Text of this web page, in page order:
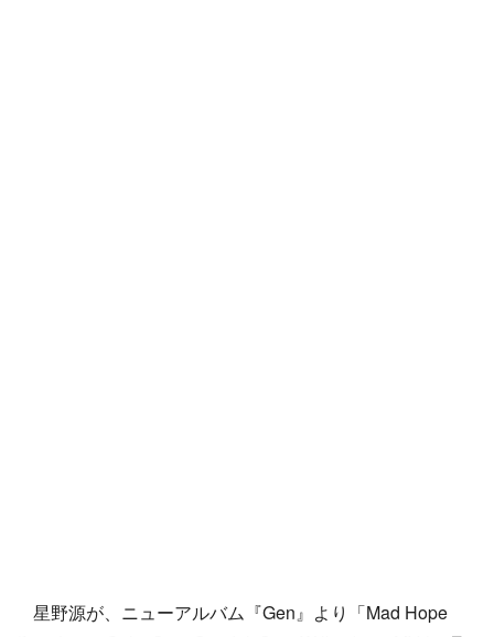
星野源が、ニューアルバム『Gen』より「Mad Hope